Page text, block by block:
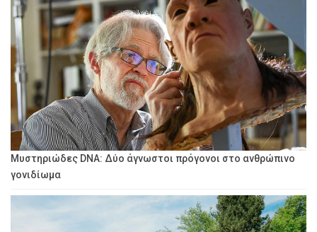
Μυστηριώδες DNA: Δύο άγνωστοι πρόγονοι στο ανθρώπινο
γονιδίωμα